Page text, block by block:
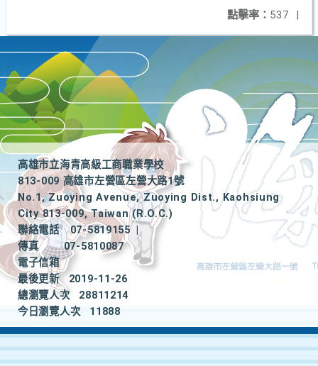
點擊率： 537 |
高雄市立海青高級工商職業學校
813-009 高雄市左營區左營大路1號
No.1, Zuoying Avenue, Zuoying Dist., Kaohsiung
City 813-009, Taiwan (R.O.C.)
聯絡電話
07-5819155
|
傳真
07-5810087
電子信箱
最後更新
2019-11-26
總瀏覽人次
28811214
今日瀏覽人次
11888